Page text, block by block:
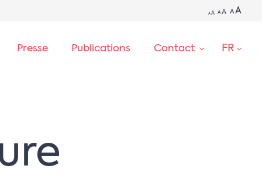
AA A A AA
Presse Publications Contact FR
RECHERCHE